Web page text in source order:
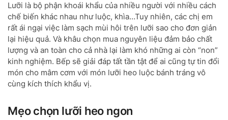
Lưỡi là bộ phận khoái khẩu của nhiều người với nhiều cách
chế biến khác nhau như luộc, khìa…Tuy nhiên, các chị em
rất ái ngại việc làm sạch mùi hôi trên lưỡi sao cho đơn giản
lại hiệu quả. Và khâu chọn mua nguyên liệu đảm bảo chất
lượng và an toàn cho cả nhà lại làm khó những ai còn “non”
kinh nghiệm. Bếp sẽ giải đáp tất tần tật để ai cũng tự tin đổi
món cho mâm cơm với món lưỡi heo luộc bánh tráng vô
cùng kích thích khẩu vị.
Mẹo chọn lưỡi heo ngon